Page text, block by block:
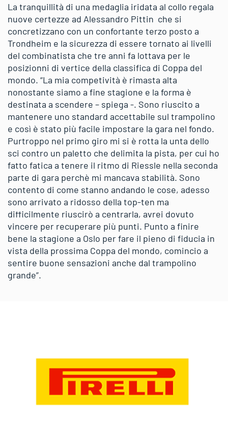
La tranquillità di una medaglia iridata al collo regala
nuove certezze ad Alessandro Pittin che si
concretizzano con un confortante terzo posto a
Trondheim e la sicurezza di essere tornato ai livelli
del combinatista che tre anni fa lottava per le
posizionni di vertice della classifica di Coppa del
mondo. “La mia competività è rimasta alta
nonostante siamo a fine stagione e la forma è
destinata a scendere – spiega -. Sono riuscito a
mantenere uno standard accettabile sul trampolino
e così è stato più facile impostare la gara nel fondo.
Purtroppo nel primo giro mi si è rotta la unta dello
sci contro un paletto che delimita la pista, per cui ho
fatto fatica a tenere il ritmo di Riessle nella seconda
parte di gara perchè mi mancava stabilità. Sono
contento di come stanno andando le cose, adesso
sono arrivato a ridosso della top-ten ma
difficilmente riuscirò a centrarla, avrei dovuto
vincere per recuperare più punti. Punto a finire
bene la stagione a Oslo per fare il pieno di fiducia in
vista della prossima Coppa del mondo, comincio a
sentire buone sensazioni anche dal trampolino
grande”.